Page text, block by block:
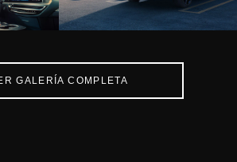
GALERÍA COMPLETA